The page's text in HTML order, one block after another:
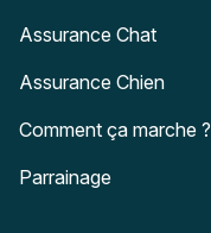
Assurance Chat
Assurance Chien
Comment ça marche ?
Parrainage